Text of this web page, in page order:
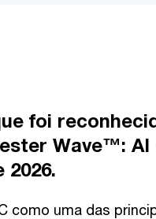
foi
Wave™: AI
2026.
como uma das